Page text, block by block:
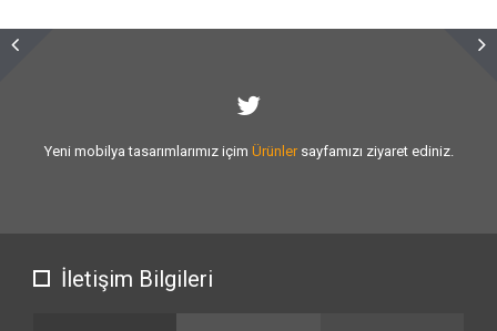
Sizlere vermiş olduğumuzhizmet kalitesiniartırmak için var gücümüzle
İletişim Bilgileri